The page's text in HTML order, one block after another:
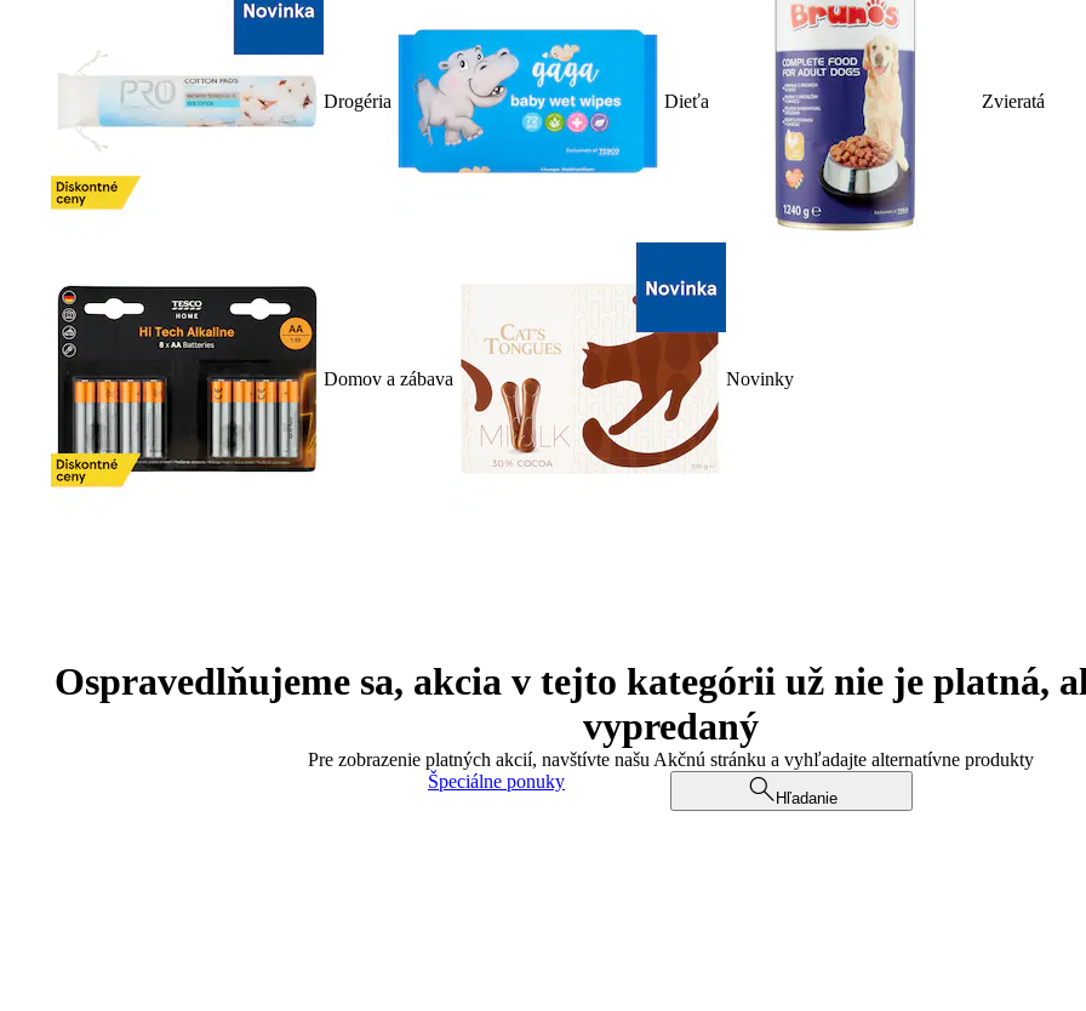
Drogéria Dieťa Zvieratá
Domov a zábava Novinky
Ospravedlňujeme sa, akcia v tejto kategórii už nie je platná,
vypredaný
Pre zobrazenie platných akcií, navštívte našu Akčnú stránku a vyhľadajte alternatívne produkty
Špeciálne ponuky
Hľadanie